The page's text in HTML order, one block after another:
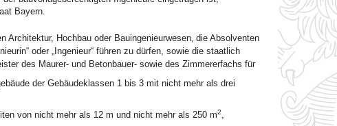
Bayern.
Hochbau oder Bauingenieurwesen‚ die Absolventen
oder „Ingenieur“ führen zu dürfen, sowie die staatlich
des Maurer- und Betonbauer- sowie des Zimmererfachs für
der Gebäudeklassen 1 bis 3 mit nicht mehr als drei
von nicht mehr als 12 m und nicht mehr als 250 m2,